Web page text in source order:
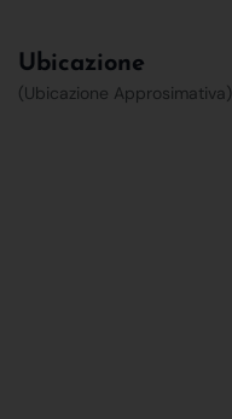
Ubicazione
(Ubicazione Approsimativa)